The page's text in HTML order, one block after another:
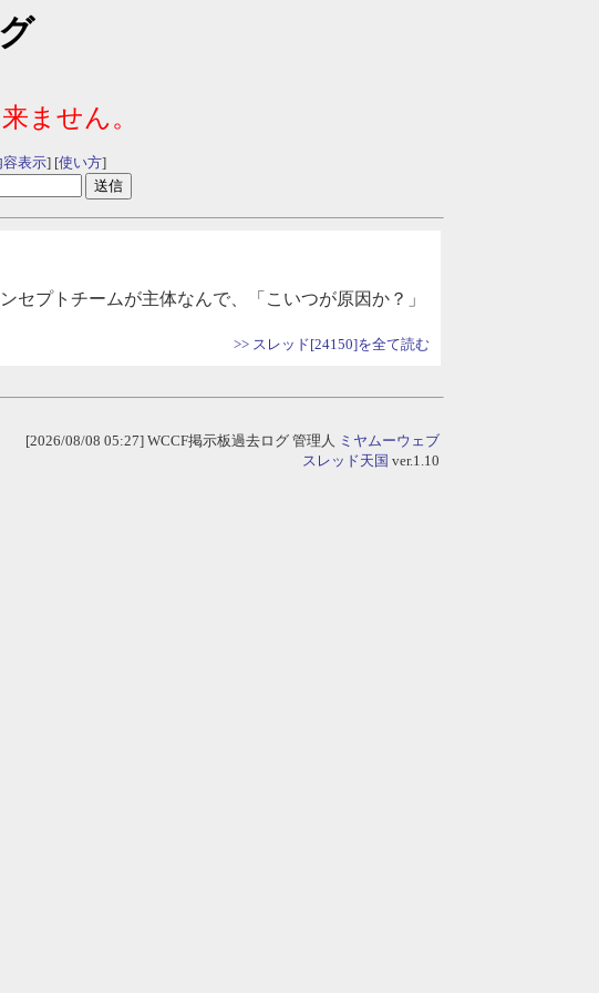
ません。
容表示] [使い方]
プトチームが主体なんで、「こいつが原因か？」
>> スレッド[24150]を全て読む
[2026/08/08 05:27] WCCF掲示板過去ログ 管理人 ミヤムーウェブ
スレッド天国 ver.1.10